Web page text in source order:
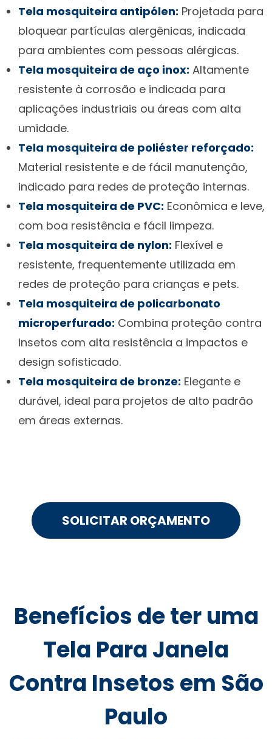
Tela mosquiteira antipólen: Projetada para
bloquear partículas alergênicas, indicada
para ambientes com pessoas alérgicas.
Tela mosquiteira de aço inox: Altamente
resistente à corrosão e indicada para
aplicações industriais ou áreas com alta
umidade.
Tela mosquiteira de poliéster reforçado:
Material resistente e de fácil manutenção,
indicado para redes de proteção internas.
Tela mosquiteira de PVC: Econômica e leve,
com boa resistência e fácil limpeza.
Tela mosquiteira de nylon: Flexível e
resistente, frequentemente utilizada em
redes de proteção para crianças e pets.
Tela mosquiteira de policarbonato
microperfurado: Combina proteção contra
insetos com alta resistência a impactos e
design sofisticado.
Tela mosquiteira de bronze: Elegante e
durável, ideal para projetos de alto padrão
em áreas externas.
SOLICITAR ORÇAMENTO
Benefícios de ter uma
Tela Para Janela
Contra Insetos em São
Paulo